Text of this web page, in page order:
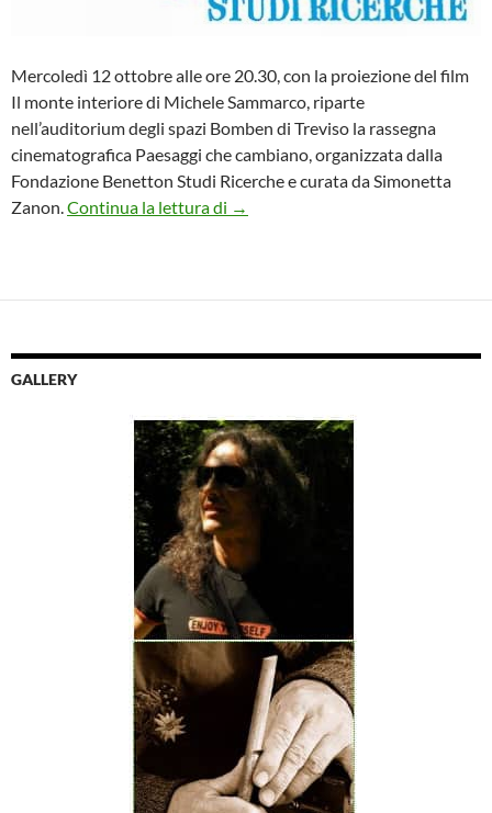
Mercoledì 12 ottobre alle ore 20.30, con la proiezione del film
Il monte interiore di Michele Sammarco, riparte
nell’auditorium degli spazi Bomben di Treviso la rassegna
cinematografica Paesaggi che cambiano, organizzata dalla
Fondazione Benetton Studi Ricerche e curata da Simonetta
Zanon. Continua la lettura di Rassegna cinematografica
→
GALLERY